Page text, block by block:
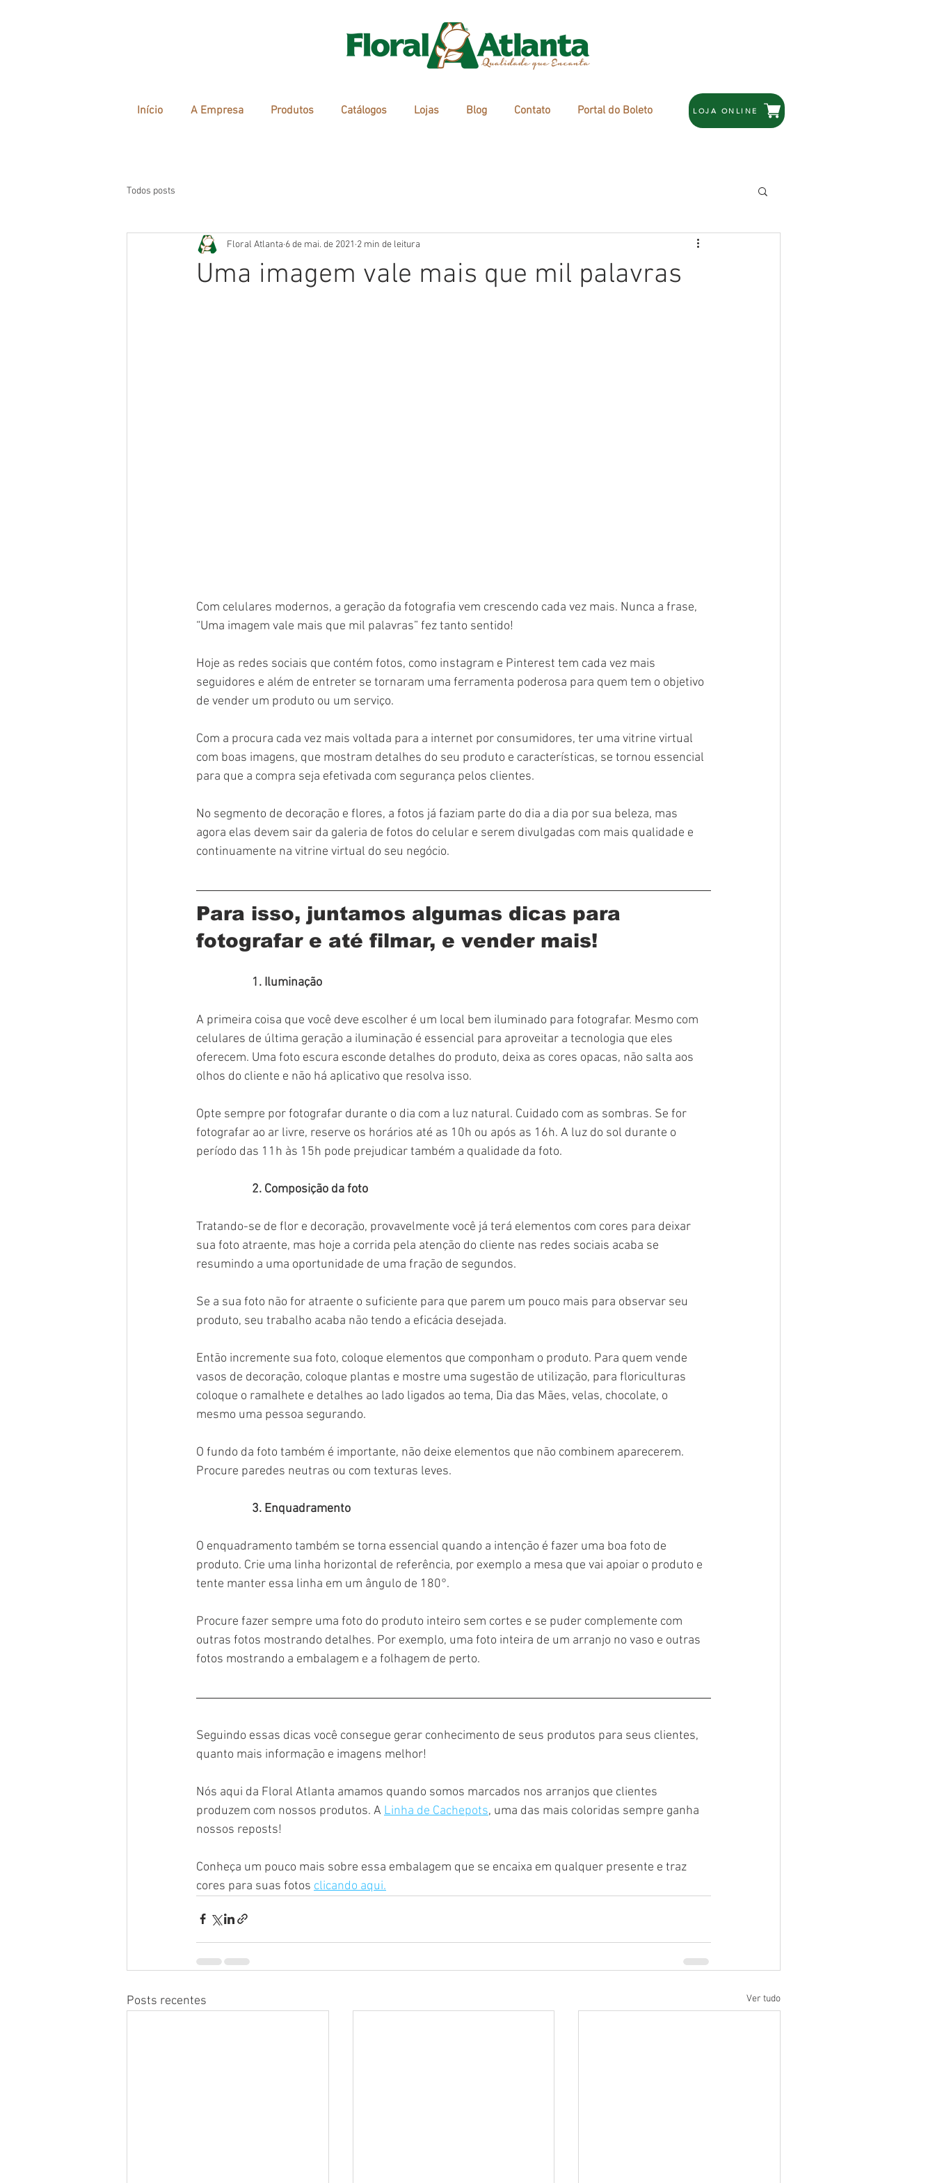
Início A Empresa Produtos Catálogos Lojas Blog Contato Portal do Boleto LOJA ONLINE
Todos posts
Uma imagem vale mais que mil palavras
Floral Atlanta 6 de mai. de 2021 2 min de leitura
Com celulares modernos, a geração da fotografia vem crescendo cada vez mais. Nunca a frase,
“Uma imagem vale mais que mil palavras” fez tanto sentido!
Hoje as redes sociais que contém fotos, como instagram e Pinterest tem cada vez mais
seguidores e além de entreter se tornaram uma ferramenta poderosa para quem tem o objetivo
de vender um produto ou um serviço.
Com a procura cada vez mais voltada para a internet por consumidores, ter uma vitrine virtual
com boas imagens, que mostram detalhes do seu produto e características, se tornou essencial
para que a compra seja efetivada com segurança pelos clientes.
No segmento de decoração e flores, a fotos já faziam parte do dia a dia por sua beleza, mas
agora elas devem sair da galeria de fotos do celular e serem divulgadas com mais qualidade e
continuamente na vitrine virtual do seu negócio.
Para isso, juntamos algumas dicas para
fotografar e até filmar, e vender mais!
1. Iluminação
A primeira coisa que você deve escolher é um local bem iluminado para fotografar. Mesmo com
celulares de última geração a iluminação é essencial para aproveitar a tecnologia que eles
oferecem. Uma foto escura esconde detalhes do produto, deixa as cores opacas, não salta aos
olhos do cliente e não há aplicativo que resolva isso.
Opte sempre por fotografar durante o dia com a luz natural. Cuidado com as sombras. Se for
fotografar ao ar livre, reserve os horários até as 10h ou após as 16h. A luz do sol durante o
período das 11h às 15h pode prejudicar também a qualidade da foto.
2. Composição da foto
Tratando-se de flor e decoração, provavelmente você já terá elementos com cores para deixar
sua foto atraente, mas hoje a corrida pela atenção do cliente nas redes sociais acaba se
resumindo a uma oportunidade de uma fração de segundos.
Se a sua foto não for atraente o suficiente para que parem um pouco mais para observar seu
produto, seu trabalho acaba não tendo a eficácia desejada.
Então incremente sua foto, coloque elementos que componham o produto. Para quem vende
vasos de decoração, coloque plantas e mostre uma sugestão de utilização, para floriculturas
coloque o ramalhete e detalhes ao lado ligados ao tema, Dia das Mães, velas, chocolate, o
mesmo uma pessoa segurando.
O fundo da foto também é importante, não deixe elementos que não combinem aparecerem.
Procure paredes neutras ou com texturas leves.
3. Enquadramento
O enquadramento também se torna essencial quando a intenção é fazer uma boa foto de
produto. Crie uma linha horizontal de referência, por exemplo a mesa que vai apoiar o produto e
tente manter essa linha em um ângulo de 180°.
Procure fazer sempre uma foto do produto inteiro sem cortes e se puder complemente com
outras fotos mostrando detalhes. Por exemplo, uma foto inteira de um arranjo no vaso e outras
fotos mostrando a embalagem e a folhagem de perto.
Seguindo essas dicas você consegue gerar conhecimento de seus produtos para seus clientes,
quanto mais informação e imagens melhor!
Nós aqui da Floral Atlanta amamos quando somos marcados nos arranjos que clientes
produzem com nossos produtos. A Linha de Cachepots, uma das mais coloridas sempre ganha
nossos reposts!
Conheça um pouco mais sobre essa embalagem que se encaixa em qualquer presente e traz
cores para suas fotos clicando aqui.
Posts recentes Ver tudo